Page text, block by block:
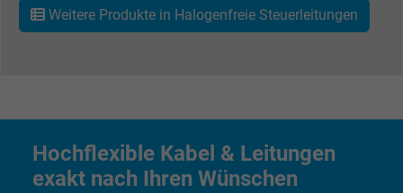
Name _fbp, Facebook Pixel
Zweck
Cookie von Facebook für Website-Analyse,
Anzeigenausrichtung und
Weitere Produkte in Halogenfreie Steuerleitungen
Hochflexible Kabel & Leitungen
exakt nach Ihren Wünschen